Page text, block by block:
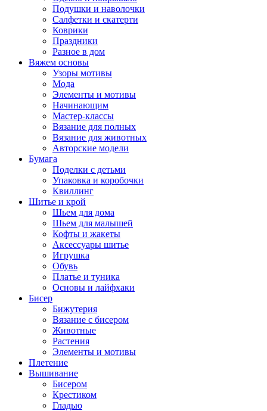
Подушки и наволочки
Салфетки и скатерти
Коврики
Праздники
Разное в дом
Вяжем основы
Узоры мотивы
Мода
Элементы и мотивы
Начинающим
Мастер-классы
Вязание для полных
Вязание для животных
Авторские модели
Бумага
Поделки с детьми
Упаковка и коробочки
Квиллинг
Шитье и крой
Шьем для дома
Шьем для малышей
Кофты и жакеты
Аксессуары шитье
Игрушка
Обувь
Платье и туника
Основы и лайфхаки
Бисер
Бижутерия
Вязание с бисером
Животные
Растения
Элементы и мотивы
Плетение
Вышивание
Бисером
Крестиком
Гладью